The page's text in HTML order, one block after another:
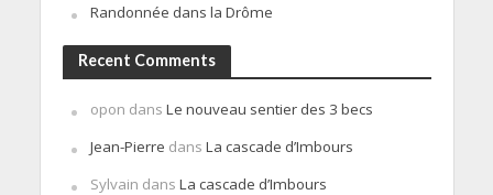
Randonnée dans la Drôme
Recent Comments
opon dans Le nouveau sentier des 3 becs
Jean-Pierre dans La cascade d’Imbours
Sylvain dans La cascade d’Imbours